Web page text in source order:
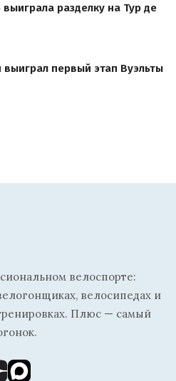
разделку на Тур де
первый этап Вуэльты
велоспорте:
велосипедах и
Плюс — самый